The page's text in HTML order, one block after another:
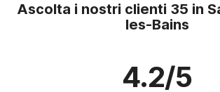
Ascolta i nostri clienti 35 in
les-Bains
4.2/5